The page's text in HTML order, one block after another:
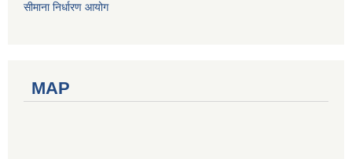
सीमाना निर्धारण आयोग
MAP